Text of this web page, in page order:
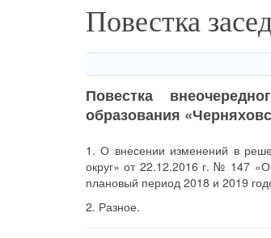
Повестка
Повестка
образования
1. О внесении изменений в
округ» от 22.12.2016 г. № 147 «О
плановый период 2018 и 2019
2. Разное.